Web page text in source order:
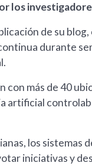
los
de su
durante
con más de 40
artificial
los sistemas
iniciativas y